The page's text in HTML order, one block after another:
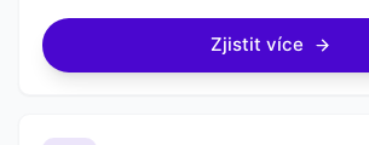
Zjistit více